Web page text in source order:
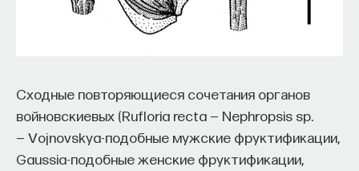
Сходные повторяющиеся сочетания органов
войновскиевых (Rufloria recta — Nephropsis sp.
— Vojnovskya-подобные мужские фруктификации,
Gaussia-подобные женские фруктификации,